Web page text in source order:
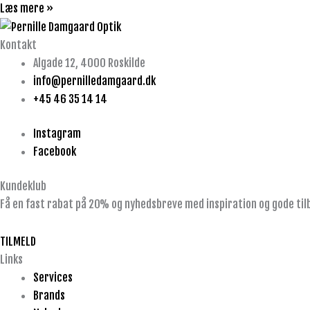
Læs mere »
Kontakt
Algade 12, 4000 Roskilde
info@pernilledamgaard.dk
+45 46 35 14 14
Instagram
Facebook
Kundeklub
Få en fast rabat på 20% og nyhedsbreve med inspiration og gode
TILMELD
Links
Services
Brands